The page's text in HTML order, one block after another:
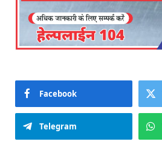
Facebook
Telegram